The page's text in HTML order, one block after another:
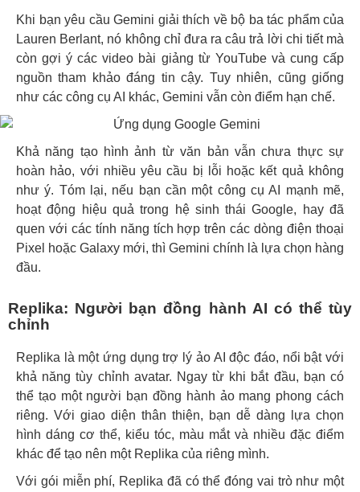
Khi bạn yêu cầu Gemini giải thích về bộ ba tác phẩm của
Lauren Berlant, nó không chỉ đưa ra câu trả lời chi tiết mà
còn gợi ý các video bài giảng từ YouTube và cung cấp
nguồn tham khảo đáng tin cậy. Tuy nhiên, cũng giống
như các công cụ AI khác, Gemini vẫn còn điểm hạn chế.
Khả năng tạo hình ảnh từ văn bản vẫn chưa thực sự
hoàn hảo, với nhiều yêu cầu bị lỗi hoặc kết quả không
như ý. Tóm lại, nếu bạn cần một công cụ AI mạnh mẽ,
hoạt động hiệu quả trong hệ sinh thái Google, hay đã
quen với các tính năng tích hợp trên các dòng điện thoại
Pixel hoặc Galaxy mới, thì Gemini chính là lựa chọn hàng
đầu.
Replika: Người bạn đồng hành AI có thể tùy
chỉnh
Replika là một ứng dụng trợ lý ảo AI độc đáo, nổi bật với
khả năng tùy chỉnh avatar. Ngay từ khi bắt đầu, bạn có
thể tạo một người bạn đồng hành ảo mang phong cách
riêng. Với giao diện thân thiện, bạn dễ dàng lựa chọn
hình dáng cơ thể, kiểu tóc, màu mắt và nhiều đặc điểm
khác để tạo nên một Replika của riêng mình.
Với gói miễn phí, Replika đã có thể đóng vai trò như một